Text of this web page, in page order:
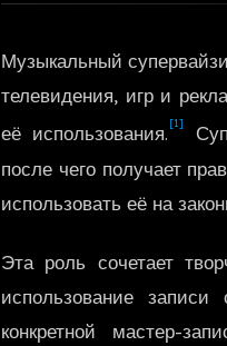
Музыкальный
телевидения, игр и
её использования. [1]
после чего получает
использовать её на
Эта роль сочетает
использование
конкретной мастер-